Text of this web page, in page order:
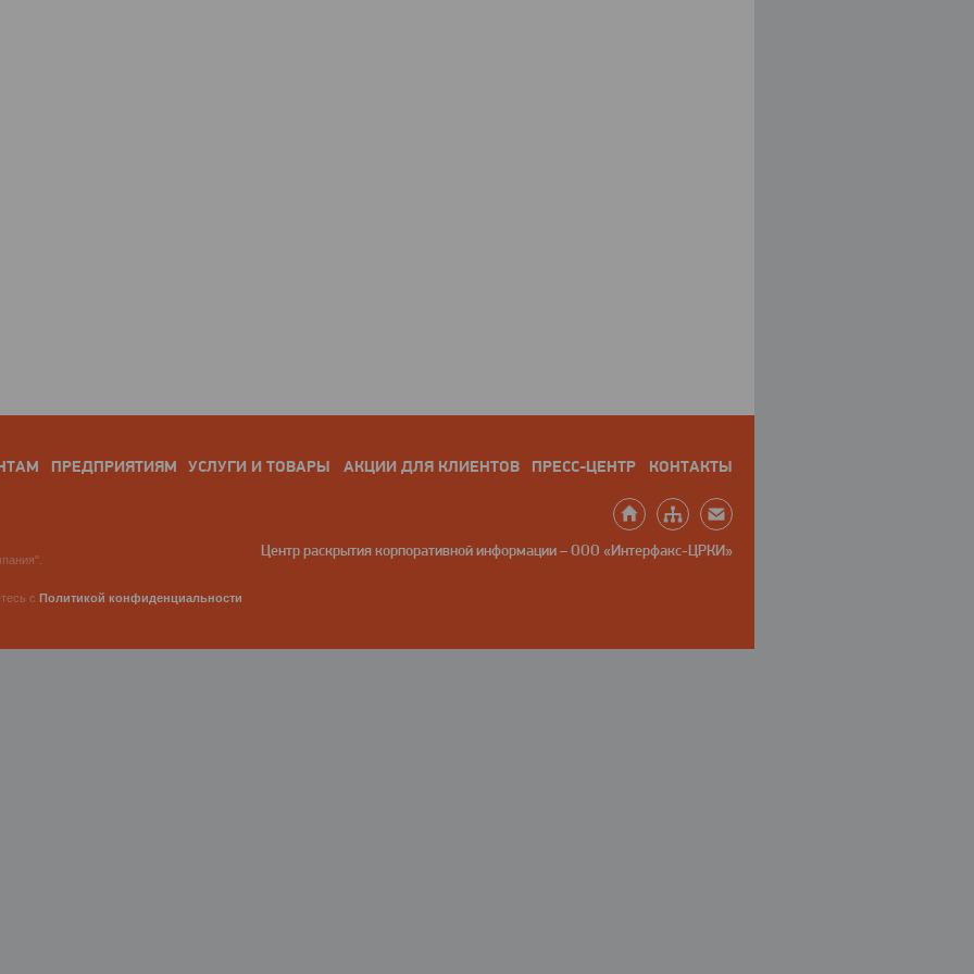
ПРЕДПРИЯТИЯМ УСЛУГИ И ТОВАРЫ АКЦИИ ДЛЯ КЛИЕНТОВ ПРЕСС-ЦЕНТР КОНТАКТЫ
Центр раскрытия корпоративной информации – ООО «Интерфакс-ЦРКИ»
с Политикой конфиденциальности